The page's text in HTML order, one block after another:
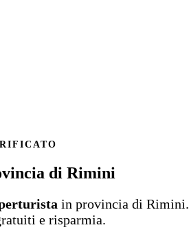
di Rimini
in provincia di Rimini.
e risparmia.